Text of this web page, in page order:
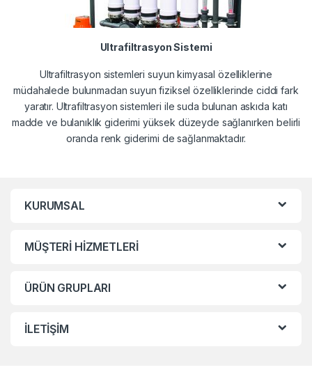
Ultrafiltrasyon Sistemi
Ultrafiltrasyon sistemleri suyun kimyasal özelliklerine
müdahalede bulunmadan suyun fiziksel özelliklerinde ciddi fark
yaratır. Ultrafiltrasyon sistemleri ile suda bulunan askıda katı
madde ve bulanıklık giderimi yüksek düzeyde sağlanırken belirli
oranda renk giderimi de sağlanmaktadır.
KURUMSAL
MÜŞTERİ HİZMETLERİ
ÜRÜN GRUPLARI
İLETİŞİM